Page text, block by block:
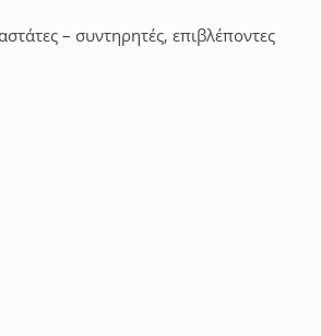
– συντηρητές, επιβλέποντες